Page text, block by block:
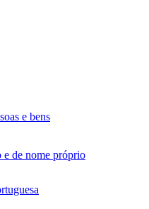
e bens
e de nome próprio